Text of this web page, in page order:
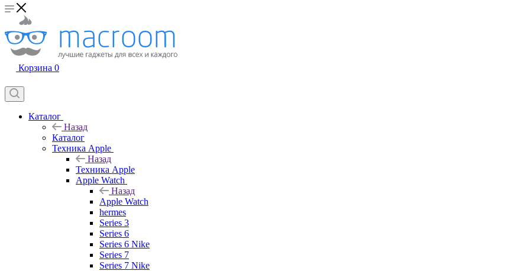
Корзина 0
Каталог
Назад
Каталог
Техника Apple
Назад
Техника Apple
Apple Watch
Назад
Apple Watch
hermes
Series 3
Series 6
Series 6 Nike
Series 7
Series 7 Nike